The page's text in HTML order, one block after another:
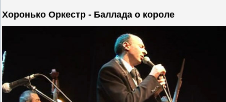
Хоронько Оркестр - Баллада о короле